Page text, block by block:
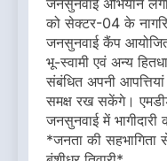
जनसुनवाई अभियान
को सेक्टर-04 के
जनसुनवाई कैंप आयोजित
भू-स्वामी एवं अन्य
संबंधित अपनी
समक्ष रख सकेंगे।
जनसुनवाई में
*जनता की